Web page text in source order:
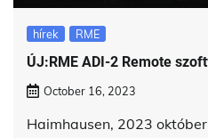
hírek RME
ÚJ:RME ADI-2 Remote
October 16, 2023
Haimhausen, 2023